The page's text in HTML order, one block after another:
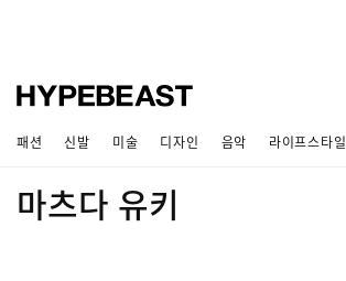
패션 신발 미술 디자인 음악 라이프스타일
마츠다 유키